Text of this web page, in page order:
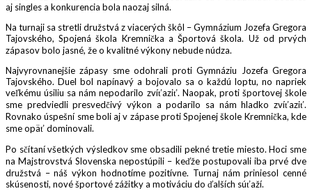
aj singles a konkurencia bola naozaj silná.
Na turnaji sa stretli družstvá z viacerých škôl – Gymnázium Jozefa Gregora
Tajovského, Spojená škola Kremnička a Športová škola. Už od prvých
zápasov bolo jasné, že o kvalitné výkony nebude núdza.
Najvyrovnanejšie zápasy sme odohrali proti Gymnáziu Jozefa Gregora
Tajovského. Duel bol napínavý a bojovalo sa o každú loptu, no napriek
veľkému úsiliu sa nám nepodarilo zvíťaziť. Naopak, proti športovej škole
sme predviedli presvedčivý výkon a podarilo sa nám hladko zvíťaziť.
Rovnako úspešní sme boli aj v zápase proti Spojenej škole Kremnička, kde
sme opäť dominovali.
Po sčítaní všetkých výsledkov sme obsadili pekné tretie miesto. Hoci sme
na Majstrovstvá Slovenska nepostúpili – keďže postupovali iba prvé dve
družstvá – náš výkon hodnotíme pozitívne. Turnaj nám priniesol cenné
skúsenosti, nové športové zážitky a motiváciu do ďalších súťaží.